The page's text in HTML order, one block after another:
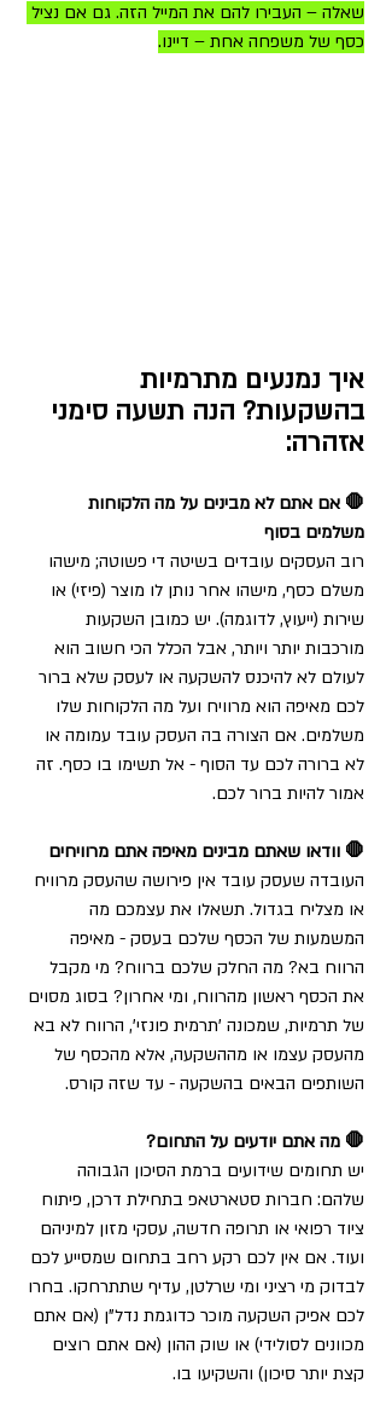
שאלה – העבירו להם את המייל הזה. גם אם נציל
כסף של משפחה אחת – דיינו.
איך נמנעים מתרמיות
בהשקעות? הנה תשעה סימני
אזהרה:
🛑 אם אתם לא מבינים על מה הלקוחות
משלמים בסוף
רוב העסקים עובדים בשיטה די פשוטה; מישהו
משלם כסף, מישהו אחר נותן לו מוצר (פיזי) או
שירות (ייעוץ, לדוגמה). יש כמובן השקעות
מורכבות יותר ויותר, אבל הכלל הכי חשוב הוא
לעולם לא להיכנס להשקעה או לעסק שלא ברור
לכם מאיפה הוא מרוויח ועל מה הלקוחות שלו
משלמים. אם הצורה בה העסק עובד עמומה או
לא ברורה לכם עד הסוף - אל תשימו בו כסף. זה
אמור להיות ברור לכם.
🛑 וודאו שאתם מבינים מאיפה אתם מרוויחים
העובדה שעסק עובד אין פירושה שהעסק מרוויח
או מצליח בגדול. תשאלו את עצמכם מה
המשמעות של הכסף שלכם בעסק - מאיפה
הרווח בא? מה החלק שלכם ברווח? מי מקבל
את הכסף ראשון מהרווח, ומי אחרון? בסוג מסוים
של תרמיות, שמכונה 'תרמית פונזי', הרווח לא בא
מהעסק עצמו או מההשקעה, אלא מהכסף של
השותפים הבאים בהשקעה - עד שזה קורס.
🛑 מה אתם יודעים על התחום?
יש תחומים שידועים ברמת הסיכון הגבוהה
שלהם: חברות סטארטאפ בתחילת דרכן, פיתוח
ציוד רפואי או תרופה חדשה, עסקי מזון למיניהם
ועוד. אם אין לכם רקע רחב בתחום שמסייע לכם
לבדוק מי רציני ומי שרלטן, עדיף שתתרחקו. בחרו
לכם אפיק השקעה מוכר כדוגמת נדל"ן (אם אתם
מכוונים לסולידי) או שוק ההון (אם אתם רוצים
קצת יותר סיכון) והשקיעו בו.